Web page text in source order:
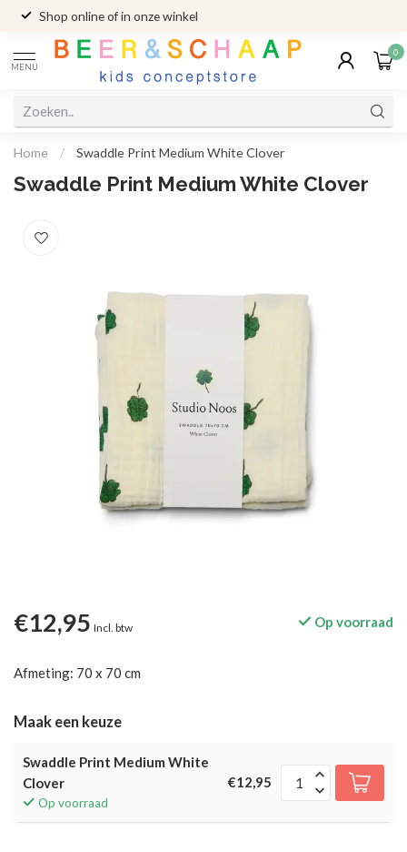
Shop online of in onze winkel
MENU
0
Home / Swaddle Print Medium White Clover
Swaddle Print Medium White Clover
€12,95 Incl. btw Op voorraad
Afmeting: 70 x 70 cm
Maak een keuze
Swaddle Print Medium White
Clover
Op voorraad
€12,95